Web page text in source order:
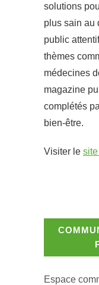
solutions
plus sain au
public
thèmes
médecines
magazine
complétés
bien-être.
Visiter le
Espace